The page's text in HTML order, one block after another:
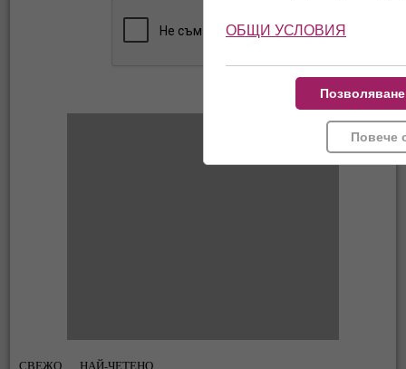
СВЕЖО НАЙ-ЧЕТЕНО
ОБЩИ УСЛОВИЯ
Повече